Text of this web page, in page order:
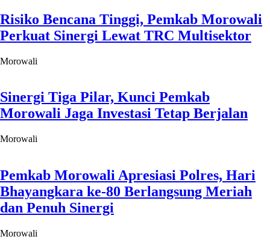
Risiko Bencana Tinggi, Pemkab Morowali
Perkuat Sinergi Lewat TRC Multisektor
Morowali
Sinergi Tiga Pilar, Kunci Pemkab
Morowali Jaga Investasi Tetap Berjalan
Morowali
Pemkab Morowali Apresiasi Polres, Hari
Bhayangkara ke-80 Berlangsung Meriah
dan Penuh Sinergi
Morowali